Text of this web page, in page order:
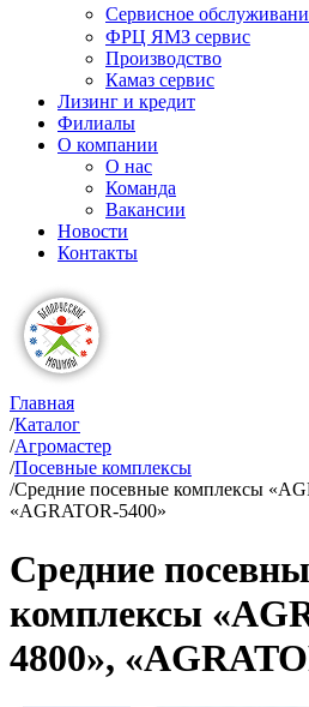
Сервисное
ФРЦ ЯМЗ сервис
Производство
Камаз сервис
Лизинг и кредит
Филиалы
О компании
О нас
Команда
Вакансии
Новости
Контакты
Главная
/Каталог
/Агромастер
/Посевные комплексы
/Средние посевные комплексы
«AGRATOR-5400»
Средние
комплексы
4800»,